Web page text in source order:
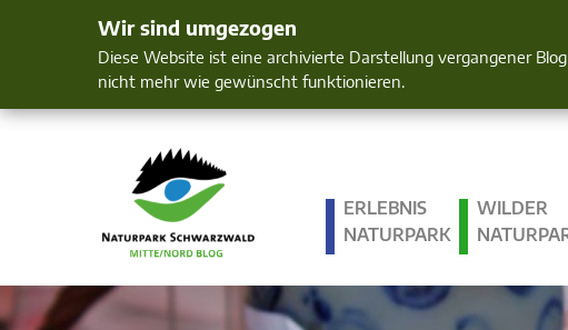
Wir sind umgezogen
Diese Website ist eine archivierte Darstellung vergangener
nicht mehr wie gewünscht funktionieren.
Mensch und
ERLEBNIS
NATURPARK
WILDER